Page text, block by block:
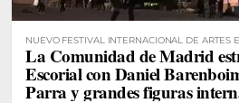
NUEVO FESTIVAL INTERNACIONAL DE ARTES
DE MADRID
La Comunidad de Madrid
Escorial con Daniel
Parra y grandes figuras